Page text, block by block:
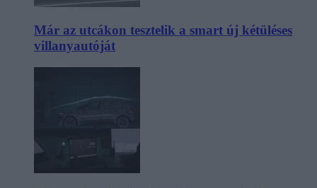
Már az utcákon tesztelik a smart új kétüléses
villanyautóját